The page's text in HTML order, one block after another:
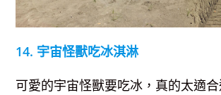
14. 宇宙怪獸吃冰淇淋
可愛的宇宙怪獸要吃冰，真的太適合